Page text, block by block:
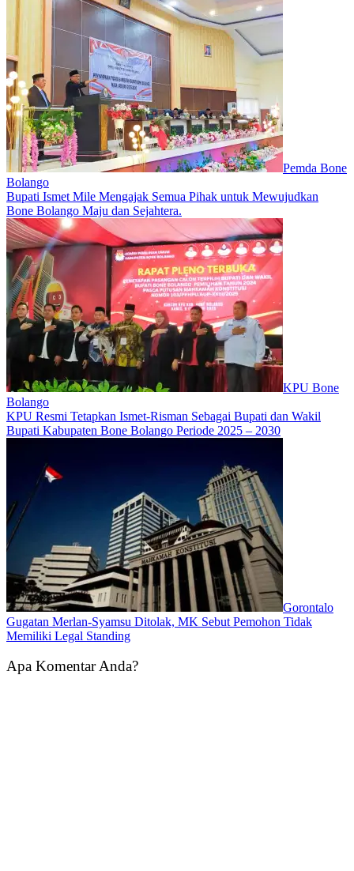
Pemda Bone
Bolango
Bupati Ismet Mile Mengajak Semua Pihak untuk Mewujudkan
Bone Bolango Maju dan Sejahtera.
KPU Bone
Bolango
KPU Resmi Tetapkan Ismet-Risman Sebagai Bupati dan Wakil
Bupati Kabupaten Bone Bolango Periode 2025 – 2030
Gorontalo
Gugatan Merlan-Syamsu Ditolak, MK Sebut Pemohon Tidak
Memiliki Legal Standing
Apa Komentar Anda?